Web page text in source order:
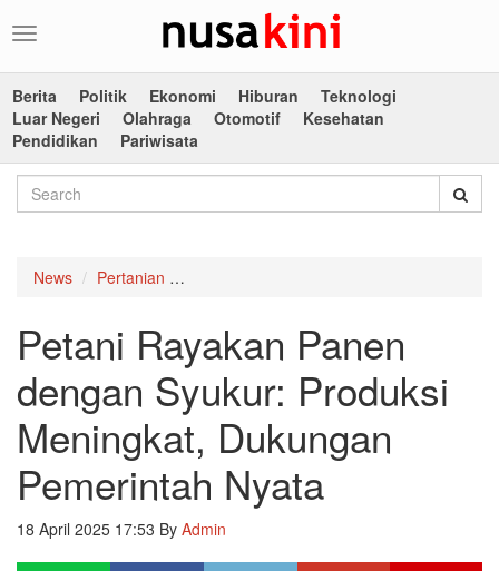
Toggle
Berita
Politik Ekonomi Hiburan
Teknologi
Luar Negeri
Olahraga Otomotif
Kesehatan
Pendidikan
Pariwisata
News Pertanian
Petani Rayakan Panen
dengan Syukur: Produksi
Meningkat, Dukungan
Pemerintah Nyata
18 April 2025 17:53 By Admin